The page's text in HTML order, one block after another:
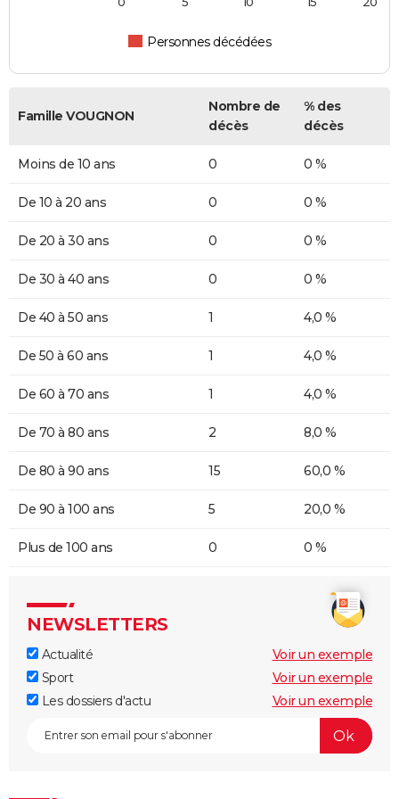
Personnes décédées
Famille VOUGNON
Nombre de
décès
% des
décès
Moins de 10 ans 0 0 %
De 10 à 20 ans 0 0 %
De 20 à 30 ans 0 0 %
De 30 à 40 ans 0 0 %
De 40 à 50 ans 1 4,0 %
De 50 à 60 ans 1 4,0 %
De 60 à 70 ans 1 4,0 %
De 70 à 80 ans 2 8,0 %
De 80 à 90 ans 15 60,0 %
De 90 à 100 ans 5 20,0 %
Plus de 100 ans 0 0 %
NEWSLETTERS
Actualité
Voir un exemple
Sport
Voir un exemple
Les dossiers d'actu
Voir un exemple